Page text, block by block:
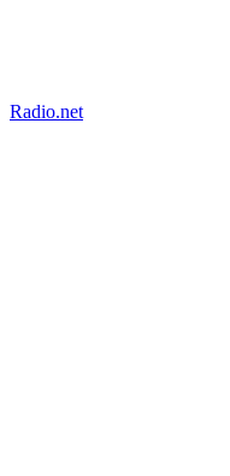
Radio.net